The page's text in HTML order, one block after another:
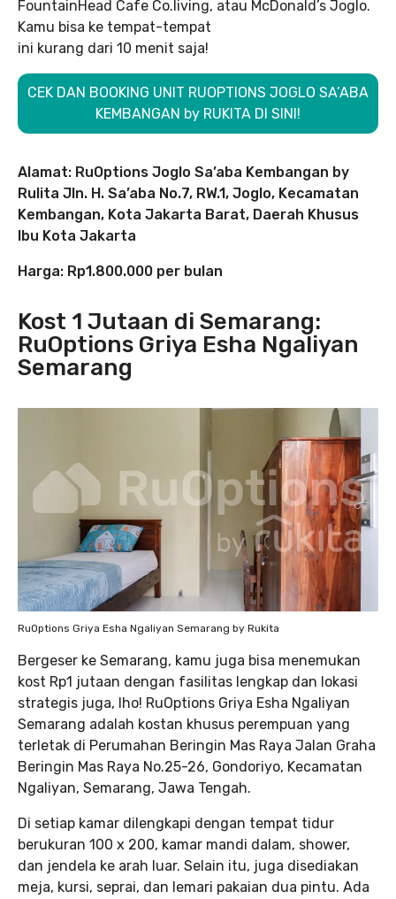
FountainHead Cafe Co.living, atau McDonald’s Joglo.
Kamu bisa ke tempat-tempat
ini kurang dari 10 menit saja!
CEK DAN BOOKING UNIT RUOPTIONS JOGLO SA’ABA
KEMBANGAN by RUKITA DI SINI!
Alamat: RuOptions Joglo Sa’aba Kembangan by
Rulita Jln. H. Sa’aba No.7, RW.1, Joglo, Kecamatan
Kembangan, Kota Jakarta Barat, Daerah Khusus
Ibu Kota Jakarta
Harga: Rp1.800.000 per bulan
Kost 1 Jutaan di Semarang:
RuOptions Griya Esha Ngaliyan
Semarang
RuOptions Griya Esha Ngaliyan Semarang by Rukita
Bergeser ke Semarang, kamu juga bisa menemukan
kost Rp1 jutaan dengan fasilitas lengkap dan lokasi
strategis juga, lho! RuOptions Griya Esha Ngaliyan
Semarang adalah kostan khusus perempuan yang
terletak di Perumahan Beringin Mas Raya Jalan Graha
Beringin Mas Raya No.25-26, Gondoriyo, Kecamatan
Ngaliyan, Semarang, Jawa Tengah.
Di setiap kamar dilengkapi dengan tempat tidur
berukuran 100 x 200, kamar mandi dalam, shower,
dan jendela ke arah luar. Selain itu, juga disediakan
meja, kursi, seprai, dan lemari pakaian dua pintu. Ada